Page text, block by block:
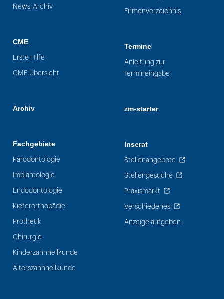
News-Archiv
CME
Erste Hilfe
CME Übersicht
Archiv
Fachgebiete
Parodontologie
Implantologie
Endodontologie
Kieferorthopädie
Prothetik
Chirurgie
Kinderzahnheilkunde
Alterszahnheilkunde
Firmenverzeichnis
Termine
Anleitung zur
Termineingabe
zm-starter
Inserat
Stellenangebote
Stellengesuche
Praxismarkt
Verschiedenes
Anzeige aufgeben